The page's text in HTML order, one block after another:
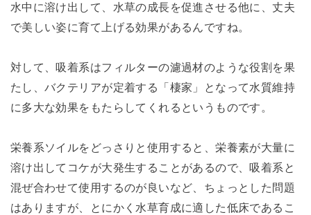
水中に溶け出して、水草の成長を促進させる他に、丈夫
で美しい姿に育て上げる効果があるんですね。
対して、吸着系はフィルターの濾過材のような役割を果
たし、バクテリアが定着する「棲家」となって水質維持
に多大な効果をもたらしてくれるというものです。
栄養系ソイルをどっさりと使用すると、栄養素が大量に
溶け出してコケが大発生することがあるので、吸着系と
混ぜ合わせて使用するのが良いなど、ちょっとした問題
はありますが、とにかく水草育成に適した低床であるこ